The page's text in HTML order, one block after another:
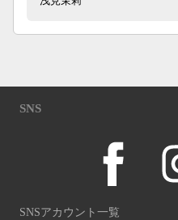
SNS
SNSアカウント一覧